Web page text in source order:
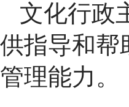
文化行政
供指导和帮
管理能力。